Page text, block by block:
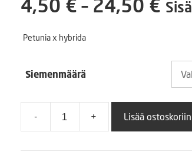
Puutarhatyökalut
4,50 € – 24,50 €
Petunia x hybrida
Siemenmäärä
-
TR
+ Lisää ostoskoriin